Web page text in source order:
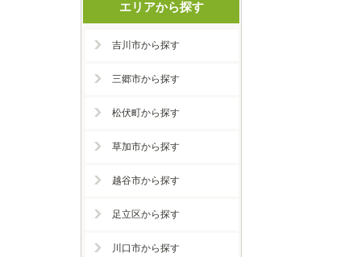
エリアから探す
吉川市から探す
三郷市から探す
松伏町から探す
草加市から探す
越谷市から探す
足立区から探す
川口市から探す